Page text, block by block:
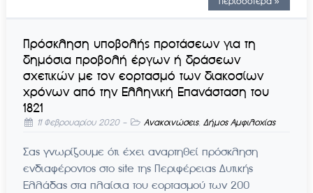
Πρόσκληση υποβολής προτάσεων για τη
δημόσια προβολή έργων ή δράσεων
σχετικών με τον εορτασμό των διακοσίων
χρόνων από την Ελληνική Επανάσταση του
1821
11 Φεβρουαρίου 2020- Ανακοινώσεις, Δήμος Αμφιλοχίας
Σας γνωρίζουμε ότι έχει αναρτηθεί πρόσκληση
ενδιαφέροντος στο site της Περιφέρειας Δυτικής
Ελλάδας στα πλαίσια του εορτασμού των 200